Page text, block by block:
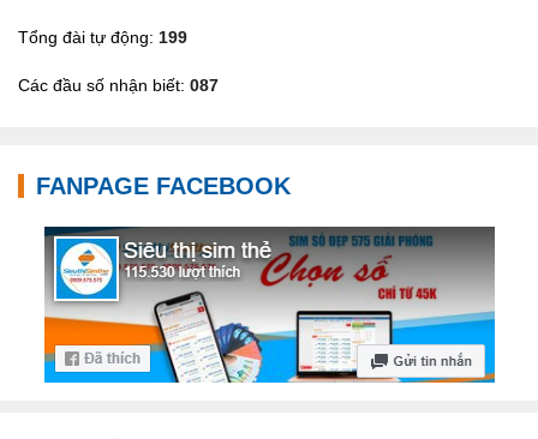
Tổng đài tự động: 199
Các đầu số nhận biết: 087
FANPAGE FACEBOOK